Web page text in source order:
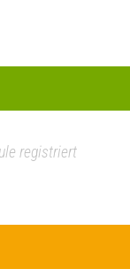
registriert